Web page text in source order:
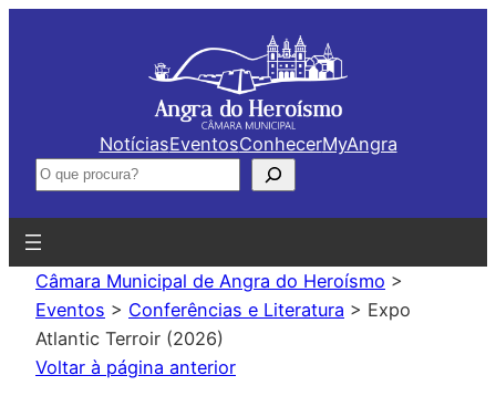
NotíciasEventosConhecerMyAngra
Pesquisar
Câmara Municipal de Angra do Heroísmo >
Eventos > Conferências e Literatura > Expo
Atlantic Terroir (2026)
Voltar à página anterior